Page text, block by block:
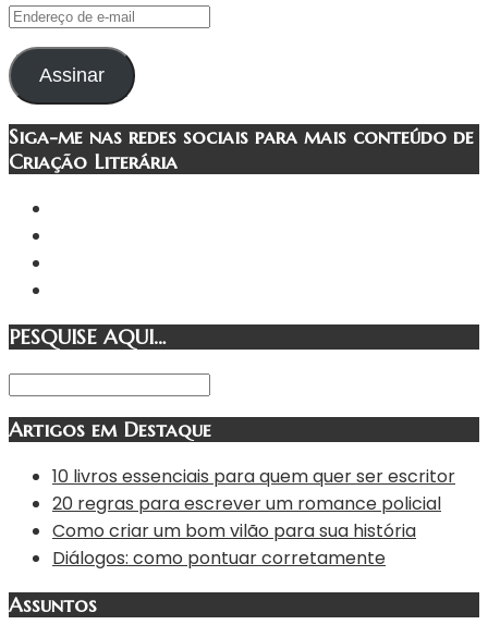
Endereço
de
e-
mail
Assinar
Siga-me nas redes sociais para mais conteúdo de
Criação Literária
PESQUISE AQUI…
Artigos em Destaque
10 livros essenciais para quem quer ser escritor
20 regras para escrever um romance policial
Como criar um bom vilão para sua história
Diálogos: como pontuar corretamente
Assuntos